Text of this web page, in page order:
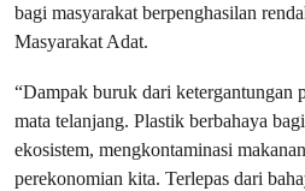
bagi masyarakat berpenghasilan
Masyarakat Adat.
“Dampak buruk dari ketergantungan
mata telanjang. Plastik berbahaya
ekosistem, mengkontaminasi
perekonomian kita. Terlepas dari